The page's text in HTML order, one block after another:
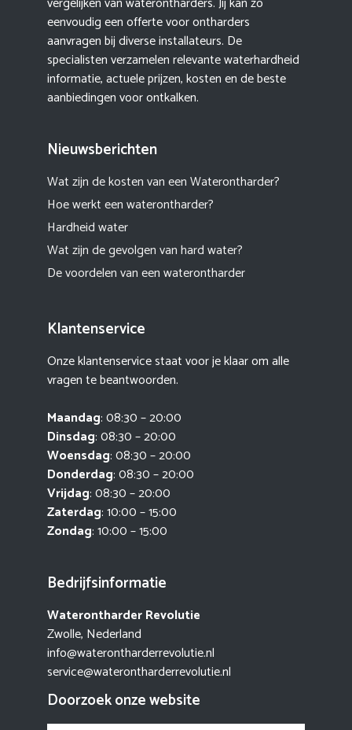
eenvoudig een offerte voor ontharders
aanvragen bij diverse installateurs. De
specialisten verzamelen relevante waterhardheid
informatie, actuele prijzen, kosten en de beste
aanbiedingen voor ontkalken.
Nieuwsberichten
Wat zijn de kosten van een Waterontharder?
Hoe werkt een waterontharder?
Hardheid water
Wat zijn de gevolgen van hard water?
De voordelen van een waterontharder
Klantenservice
Onze klantenservice staat voor je klaar om alle
vragen te beantwoorden.
Maandag: 08:30 – 20:00
Dinsdag: 08:30 – 20:00
Woensdag: 08:30 – 20:00
Donderdag: 08:30 – 20:00
Vrijdag: 08:30 – 20:00
Zaterdag: 10:00 – 15:00
Zondag: 10:00 – 15:00
Bedrijfsinformatie
Waterontharder Revolutie
Zwolle, Nederland
info@waterontharderrevolutie.nl
service@waterontharderrevolutie.nl
Doorzoek onze website